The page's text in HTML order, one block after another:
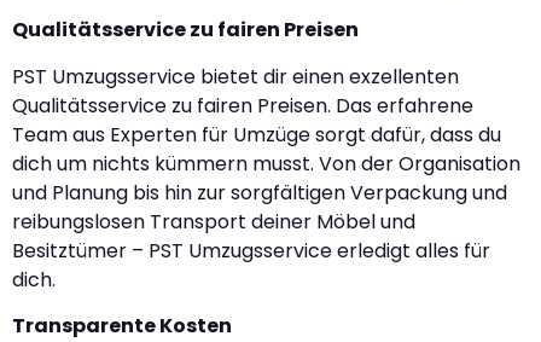
Qualitätsservice zu fairen Preisen
PST Umzugsservice bietet dir einen exzellenten
Qualitätsservice zu fairen Preisen. Das erfahrene
Team aus Experten für Umzüge sorgt dafür, dass du
dich um nichts kümmern musst. Von der Organisation
und Planung bis hin zur sorgfältigen Verpackung und
reibungslosen Transport deiner Möbel und
Besitztümer – PST Umzugsservice erledigt alles für
dich.
Transparente Kosten